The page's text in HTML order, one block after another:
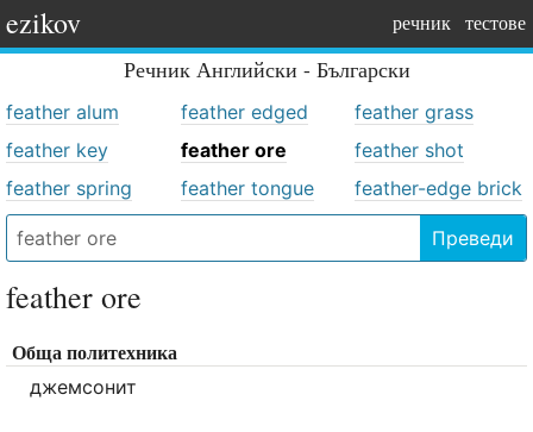
ezikov речник тестове
Речник Английски - Български
feather alum feather edged
feather grass
feather key
feather ore
feather shot
feather spring
feather tongue feather-edge brick
Преведи
feather ore
Обща политехника
джемсонит